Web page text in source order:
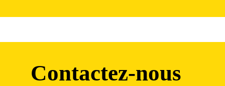
Contactez-nous